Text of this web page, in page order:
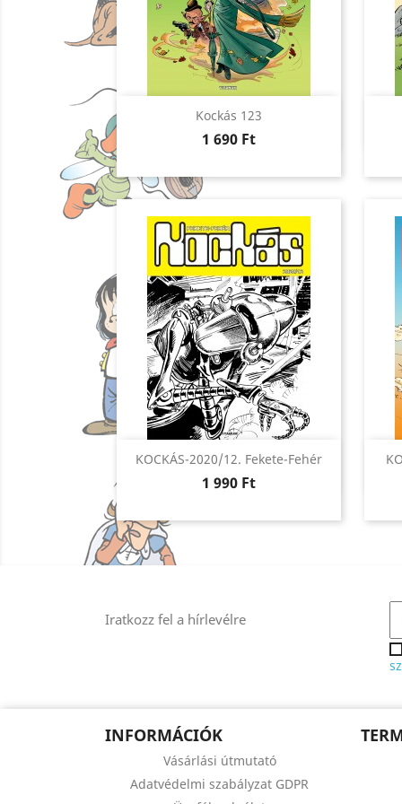
Kockás 123
Ár
1 690 Ft
Előnézet
KOCKÁS-2020/12. Fekete-Fehér
Ár
1 990 Ft
Előnézet
Iratkozz fel a hírlevélre
INFORMÁCIÓK
Vásárlási útmutató
Adatvédelmi szabályzat GDPR